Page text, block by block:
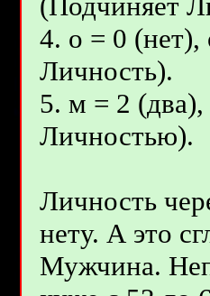
4. о = 0 (нет),
Личность).
5. м = 2
Личностью).
Личность
нету. А это
Мужчина.